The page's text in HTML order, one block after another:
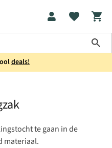
deals!
te gaan in de
materiaal.